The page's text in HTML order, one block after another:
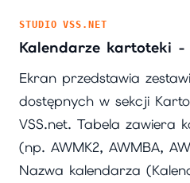
STUDIO VSS.NET
Kalendarze kartoteki -
Ekran przedstawia
dostępnych w sekcji
VSS.net. Tabela zawiera
(np. AWMK2, AWMBA,
Nazwa kalendarza